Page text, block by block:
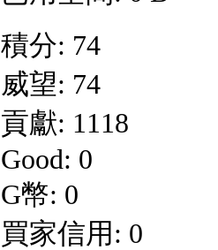
積分: 74
威望: 74
貢獻: 1118
Good: 0
G幣: 0
買家信用: 0